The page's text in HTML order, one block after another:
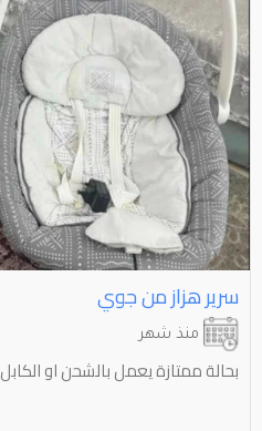
سرير هزاز من جوي
منذ شهر
بحالة ممتازة يعمل بالشحن او الكابل